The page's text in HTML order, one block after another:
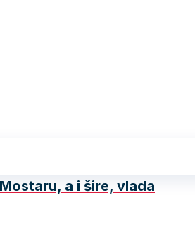
a i šire, vlada